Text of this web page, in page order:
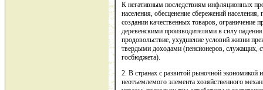
К негативным последствиям инфляционных
населения, обесценение сбережений
создании качественных товаров, ограничение
деревенскими производителями в силу
продовольствие, ухудшение условий жизни
твердыми доходами (пенсионеров, служащих,
госбюджета).
2. В странах с развитой рыночной экономикой
неотъемлемого элемента хозяйственного